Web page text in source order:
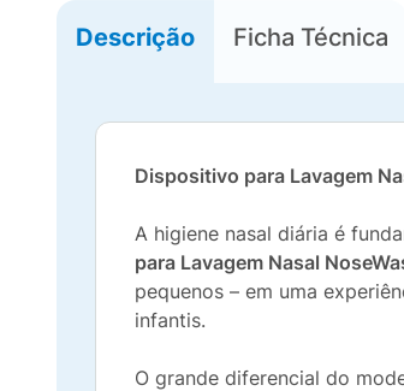
Descrição Ficha Técnica
Dispositivo para Lavagem
A higiene nasal diária é
para Lavagem Nasal
pequenos – em uma
infantis.
O grande diferencial do